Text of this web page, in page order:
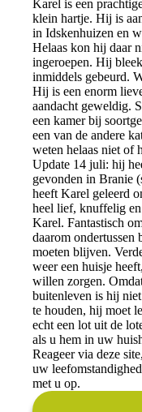
Karel is een
klein hartje. Hij is
in Idskenhuizen en
Helaas kon hij daar
ingeroepen. Hij
inmiddels gebeurd.
Hij is een enorm
aandacht geweldig.
een kamer bij
een van de andere
weten helaas niet of
Update 14 juli: hij
gevonden in Branie
heeft Karel geleerd
heel lief, knuffelig
Karel. Fantastisch
daarom ondertussen
moeten blijven.
weer een huisje
willen zorgen.
buitenleven is hij
te houden, hij moet
echt een lot uit de
als u hem in uw
Reageer via deze
uw
met u op.